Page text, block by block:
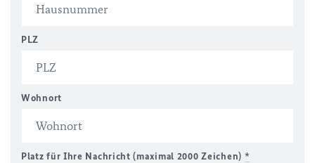
PLZ
Wohnort
Platz für Ihre Nachricht (maximal 2000 Zeichen) *